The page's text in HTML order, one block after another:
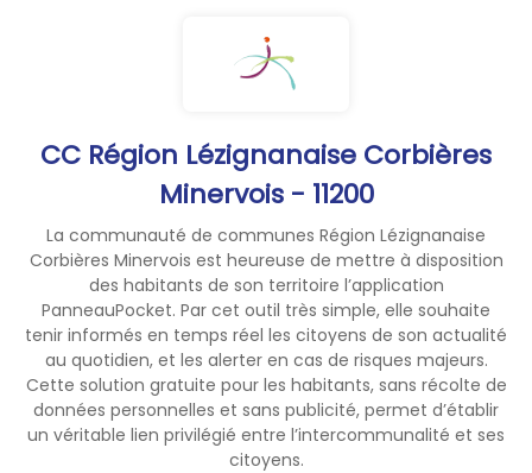
CC Région Lézignanaise Corbières
Minervois - 11200
La communauté de communes Région Lézignanaise
Corbières Minervois est heureuse de mettre à disposition
des habitants de son territoire l’application
PanneauPocket. Par cet outil très simple, elle souhaite
tenir informés en temps réel les citoyens de son actualité
au quotidien, et les alerter en cas de risques majeurs.
Cette solution gratuite pour les habitants, sans récolte de
données personnelles et sans publicité, permet d’établir
un véritable lien privilégié entre l’intercommunalité et ses
citoyens.